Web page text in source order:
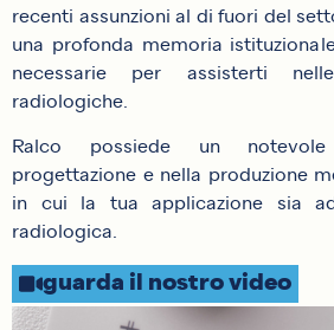
recenti assunzioni al di fuori del
una profonda memoria
necessarie per assisterti
radiologiche.
Ralco possiede un
progettazione e nella produzione
in cui la tua applicazione sia
radiologica.
guarda il nostro video